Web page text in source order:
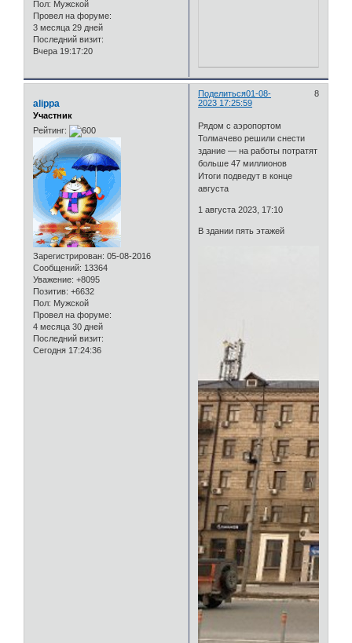
Пол: Мужской
Провел на форуме:
3 месяца 29 дней
Последний визит:
Вчера 19:17:20
Поделиться 8
01-08-
2023 17:25:59
alippa
Участник
Рейтинг:
Зарегистрирован: 05-08-2016
Сообщений: 13364
Уважение: +8095
Позитив: +6632
Пол: Мужской
Провел на форуме:
4 месяца 30 дней
Последний визит:
Сегодня 17:24:36
Рядом с аэропортом
Толмачево решили снести
здание — на работы потратят
больше 47 миллионов
Итоги подведут в конце
августа
1 августа 2023, 17:10
В здании пять этажей